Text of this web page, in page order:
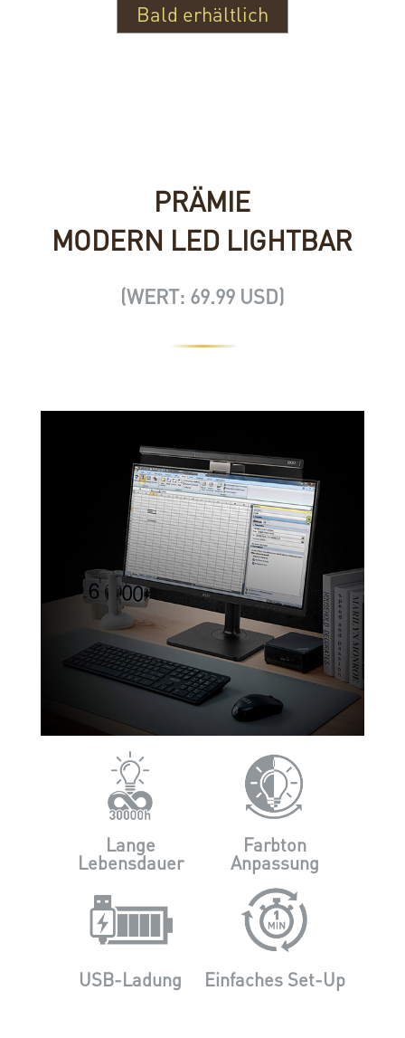
Bald erhältlich
PRÄMIE
MODERN LED LIGHTBAR
(WERT: 69.99 USD)
Lange
Lebensdauer
Farbton
Anpassung
USB-Ladung Einfaches Set-Up